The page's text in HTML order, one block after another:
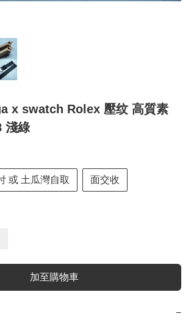
x swatch Rolex 壓纹 高質素
淺綠
或 土瓜灣自取 面交收
加至購物車
−